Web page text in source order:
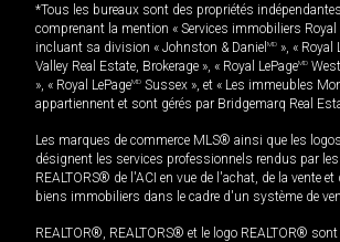
*Tous les bureaux sont des propriétés
comprenant la mention « Services immobiliers Royal
incluant sa division « Johnston & Daniel MD », « Royal
Valley Real Estate, Brokerage », « Royal LePageMD
», « Royal LePageMD Sussex », et « Les immeubles
appartiennent et sont gérés par Bridgemarq Real
Les marques de commerce MLS® ainsi que les
désignent les services professionnels rendus par
REALTORS® de l'ACI en vue de l'achat, de la vente et
biens immobiliers dans le cadre d'un système de
REALTOR®, REALTORS® et le logo REALTOR®